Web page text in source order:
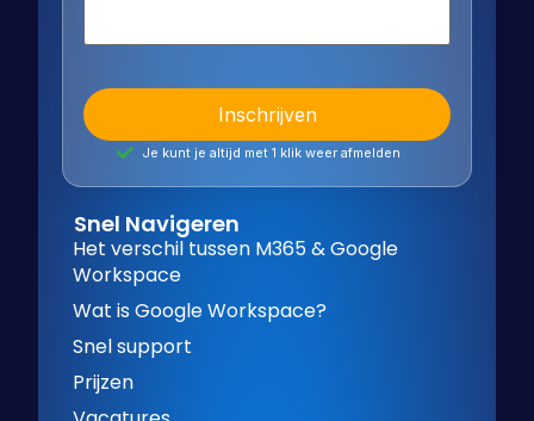
Je kunt je altijd met 1 klik weer afmelden
Snel Navigeren
Het verschil tussen M365 & Google
Workspace
Wat is Google Workspace?
Snel support
Prijzen